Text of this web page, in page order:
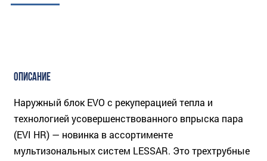
ОПИСАНИЕ
Наружный блок EVO с рекуперацией тепла и
технологией усовершенствованного впрыска пара
(EVI HR) — новинка в ассортименте
мультизональных систем LESSAR. Это трехтрубные